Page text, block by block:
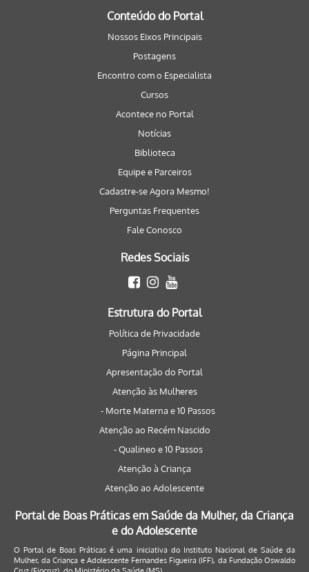
Conteúdo do Portal
Nossos Eixos Principais
Postagens
Encontro com o Especialista
Cursos
Acontece no Portal
Notícias
Biblioteca
Equipe e Parceiros
Cadastre-se Agora Mesmo!
Perguntas Frequentes
Fale Conosco
Redes Sociais
Estrutura do Portal
Política de Privacidade
Página Principal
Apresentação do Portal
Atenção às Mulheres
- Morte Materna e 10 Passos
Atenção ao Recém Nascido
- Qualineo e 10 Passos
Atenção à Criança
Atenção ao Adolescente
Portal de Boas Práticas em Saúde da Mulher, da Criança
e do Adolescente
O Portal de Boas Práticas é uma iniciativa do Instituto Nacional de Saúde da
Mulher, da Criança e Adolescente Fernandes Figueira (IFF), da Fundação Oswaldo